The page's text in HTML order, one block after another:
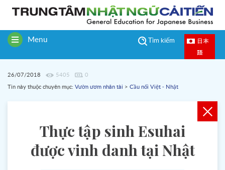
ToggleMenu
日本
語
Tìm kiếm
26/07/2018 5405 0
Tin này thuộc chuyên mục: Vườn ươm nhân tài > Cầu nối Việt - Nhật
Thực tập sinh Esuhai
được vinh danh tại Nhật